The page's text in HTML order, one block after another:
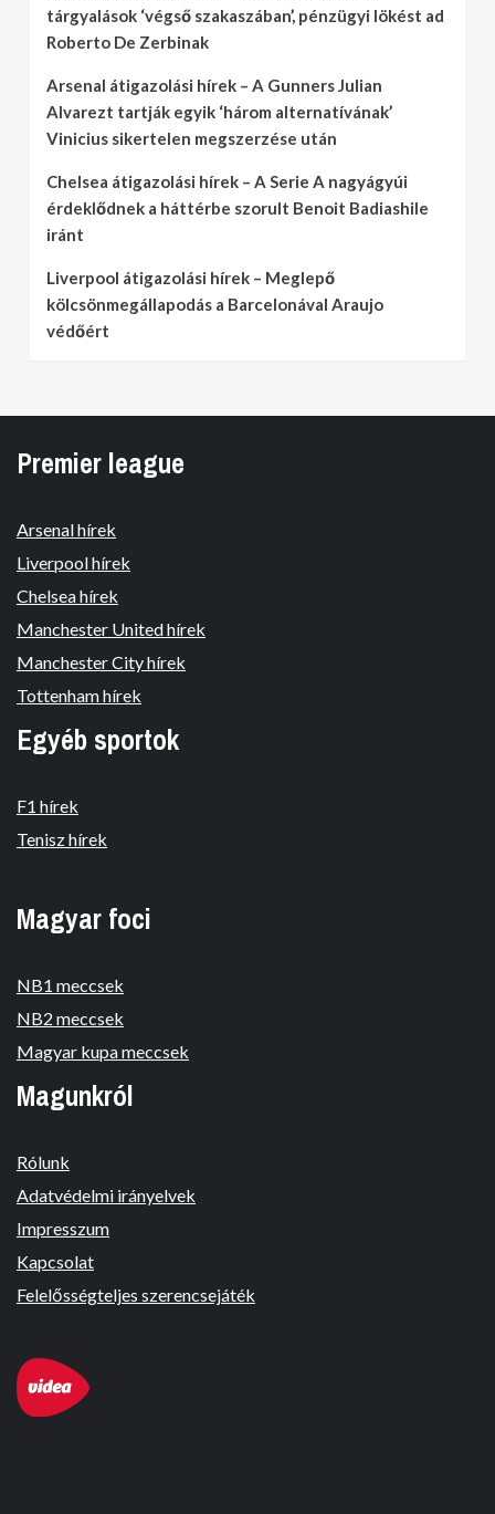
tárgyalások ‘végső szakaszában’, pénzügyi lökést ad
Roberto De Zerbinak
Arsenal átigazolási hírek – A Gunners Julian
Alvarezt tartják egyik ‘három alternatívának’
Vinicius sikertelen megszerzése után
Chelsea átigazolási hírek – A Serie A nagyágyúi
érdeklődnek a háttérbe szorult Benoit Badiashile
iránt
Liverpool átigazolási hírek – Meglepő
kölcsönmegállapodás a Barcelonával Araujo
védőért
Premier league
Arsenal hírek
Liverpool hírek
Chelsea hírek
Manchester United hírek
Manchester City hírek
Tottenham hírek
Egyéb sportok
F1 hírek
Tenisz hírek
Magyar foci
NB1 meccsek
NB2 meccsek
Magyar kupa meccsek
Magunkról
Rólunk
Adatvédelmi irányelvek
Impresszum
Kapcsolat
Felelősségteljes szerencsejáték